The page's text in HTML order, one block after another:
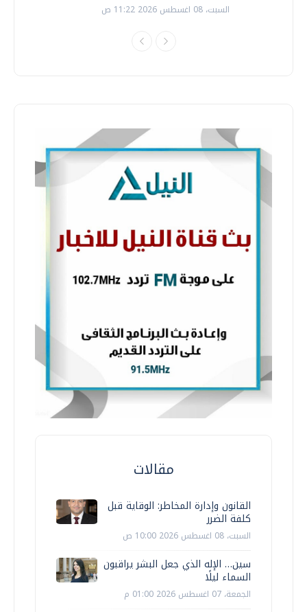
السبت، 08 اغسطس 2026 11:22 ص
مقالات
القانون وإدارة المخاطر: الوقاية قبل
كلفة الضرر
السبت، 08 اغسطس 2026 10:00 ص
سين… الإله الذي جعل البشر يراقبون
السماء ليلًا
الجمعة، 07 اغسطس 2026 01:00 م